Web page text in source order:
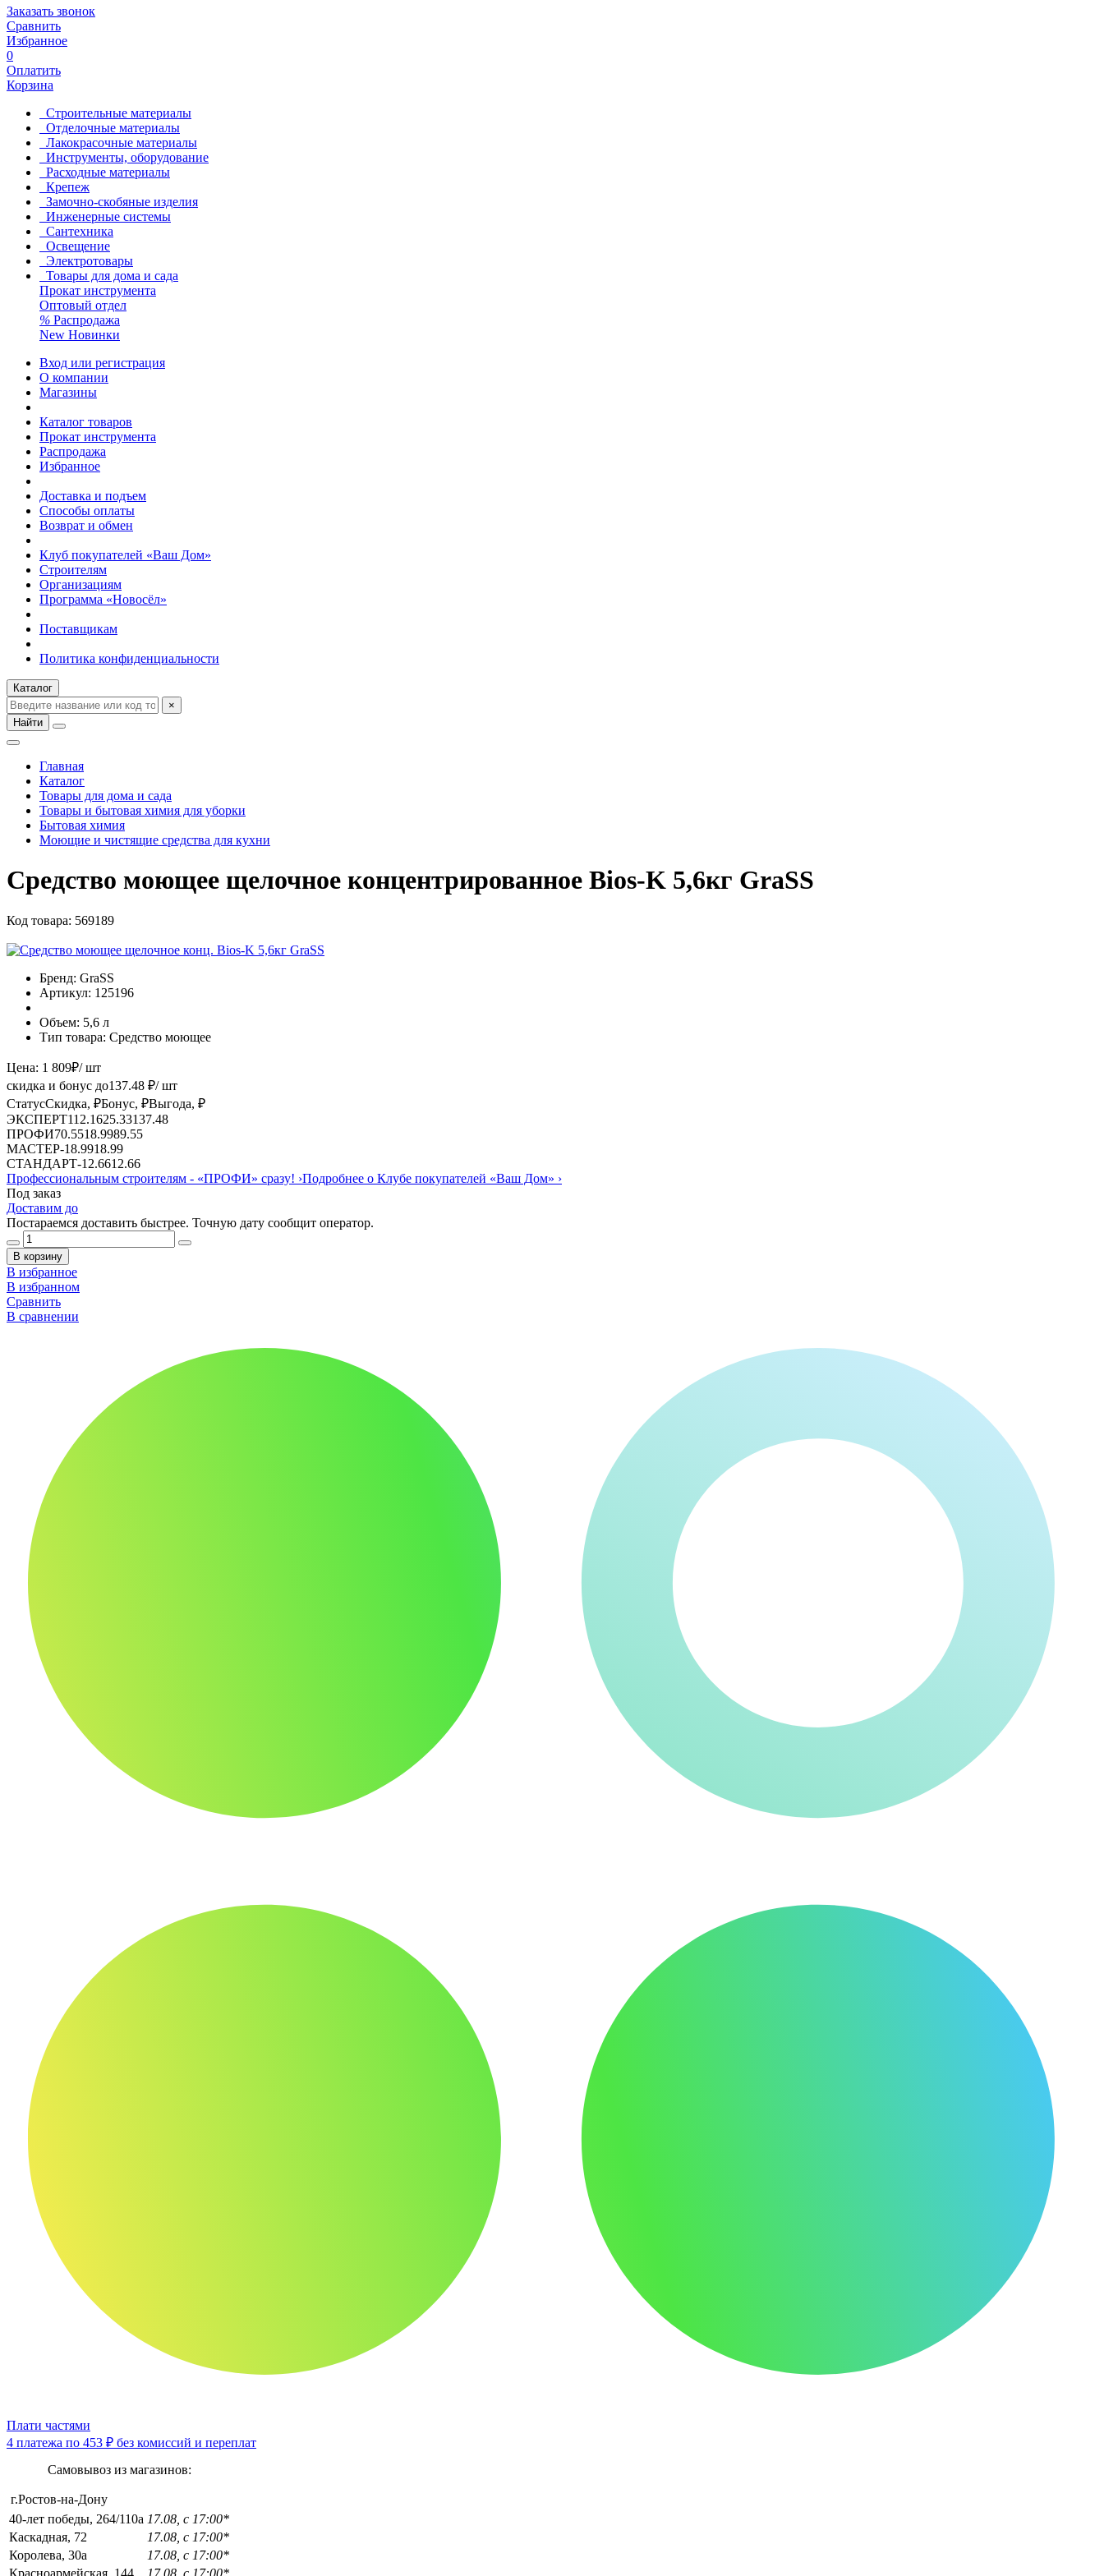
Заказать звонок
Сравнить
Избранное
0
Оплатить
Корзина
Строительные материалы
Отделочные материалы
Лакокрасочные материалы
Инструменты, оборудование
Расходные материалы
Крепеж
Замочно-скобяные изделия
Инженерные системы
Сантехника
Освещение
Электротовары
Товары для дома и сада
Прокат инструмента
Оптовый отдел
% Распродажа
New Новинки
Вход или регистрация
О компании
Магазины
Каталог товаров
Прокат инструмента
Распродажа
Избранное
Доставка и подъем
Способы оплаты
Возврат и обмен
Клуб покупателей «Ваш Дом»
Строителям
Организациям
Программа «Новосёл»
Поставщикам
Политика конфиденциальности
Каталог
×
Найти
Главная
Каталог
Товары для дома и сада
Товары и бытовая химия для уборки
Бытовая химия
Моющие и чистящие средства для кухни
Средство моющее щелочное концентрированное Bios-K 5,6кг GraSS
Код товара: 569189
Бренд: GraSS
Артикул: 125196
Объем: 5,6 л
Тип товара: Средство моющее
Цена: 1 809₽/ шт
скидка и бонус до137.48 ₽/ шт
СтатусСкидка, ₽Бонус, ₽Выгода, ₽
ЭКСПЕРТ112.1625.33137.48
ПРОФИ70.5518.9989.55
МАСТЕР-18.9918.99
СТАНДАРТ-12.6612.66
Профессиональным строителям - «ПРОФИ» сразу! ›Подробнее о Клубе покупателей «Ваш Дом» ›
Под заказ
Доставим до
Постараемся доставить быстрее. Точную дату сообщит оператор.
В корзину
В избранное
В избранном
Сравнить
В сравнении
Плати частями
4 платежа по 453 ₽ без комиссий и переплат
Самовывоз из магазинов:
г.Ростов-на-Дону
40-лет победы, 264/110а 17.08, с 17:00*
Каскадная, 72
17.08, с 17:00*
Королева, 30а
17.08, с 17:00*
Красноармейская, 144
17.08, с 17:00*